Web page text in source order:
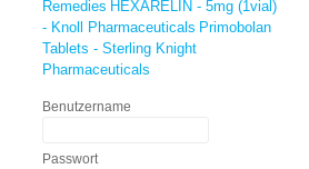
Remedies HEXARELIN - 5mg (1vial)
- Knoll Pharmaceuticals Primobolan
Tablets - Sterling Knight
Pharmaceuticals
Benutzername
Passwort